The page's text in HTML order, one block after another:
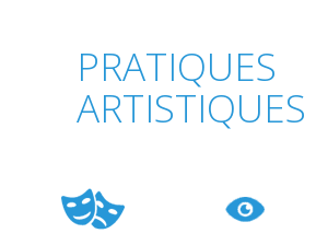
PRATIQUES
ARTISTIQUES